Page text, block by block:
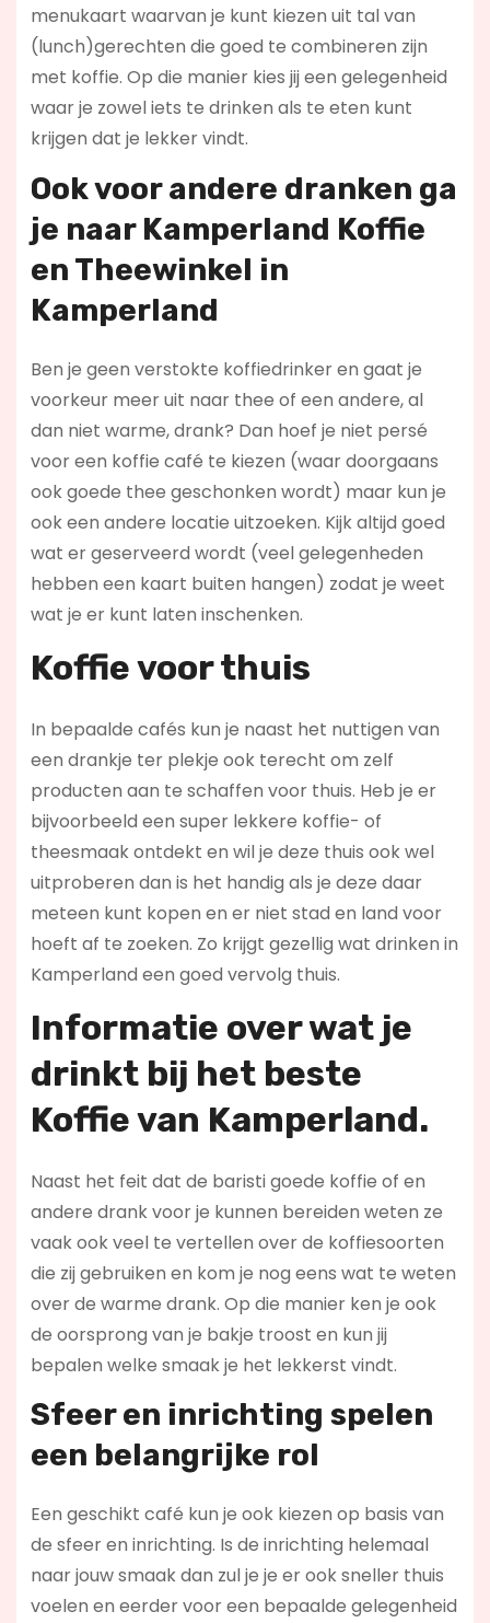
menukaart waarvan je kunt kiezen uit tal van
(lunch)gerechten die goed te combineren zijn
met koffie. Op die manier kies jij een gelegenheid
waar je zowel iets te drinken als te eten kunt
krijgen dat je lekker vindt.
Ook voor andere dranken ga
je naar Kamperland Koffie
en Theewinkel in
Kamperland
Ben je geen verstokte koffiedrinker en gaat je
voorkeur meer uit naar thee of een andere, al
dan niet warme, drank? Dan hoef je niet persé
voor een koffie café te kiezen (waar doorgaans
ook goede thee geschonken wordt) maar kun je
ook een andere locatie uitzoeken. Kijk altijd goed
wat er geserveerd wordt (veel gelegenheden
hebben een kaart buiten hangen) zodat je weet
wat je er kunt laten inschenken.
Koffie voor thuis
In bepaalde cafés kun je naast het nuttigen van
een drankje ter plekje ook terecht om zelf
producten aan te schaffen voor thuis. Heb je er
bijvoorbeeld een super lekkere koffie- of
theesmaak ontdekt en wil je deze thuis ook wel
uitproberen dan is het handig als je deze daar
meteen kunt kopen en er niet stad en land voor
hoeft af te zoeken. Zo krijgt gezellig wat drinken in
Kamperland een goed vervolg thuis.
Informatie over wat je
drinkt bij het beste
Koffie van Kamperland.
Naast het feit dat de baristi goede koffie of en
andere drank voor je kunnen bereiden weten ze
vaak ook veel te vertellen over de koffiesoorten
die zij gebruiken en kom je nog eens wat te weten
over de warme drank. Op die manier ken je ook
de oorsprong van je bakje troost en kun jij
bepalen welke smaak je het lekkerst vindt.
Sfeer en inrichting spelen
een belangrijke rol
Een geschikt café kun je ook kiezen op basis van
de sfeer en inrichting. Is de inrichting helemaal
naar jouw smaak dan zul je je er ook sneller thuis
voelen en eerder voor een bepaalde gelegenheid